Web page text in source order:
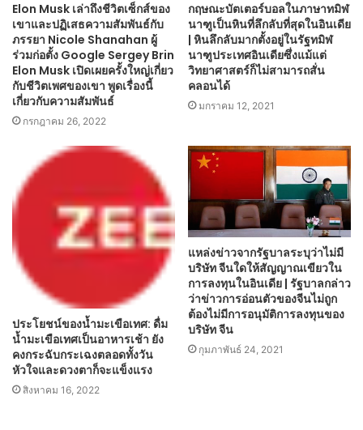
Elon Musk เล่าถึงชีวิตเซ็กส์ของ
เขาและปฏิเสธความสัมพันธ์กับ
ภรรยา Nicole Shanahan ผู้
ร่วมก่อตั้ง Google Sergey Brin
Elon Musk เปิดเผยครั้งใหญ่เกี่ยว
กับชีวิตเพศของเขา พูดเรื่องนี้
เกี่ยวกับความสัมพันธ์
กรกฎาคม 26, 2022
กฤษณะบัตเตอร์บอลในภาษาทมิฬ
นาฑูเป็นหินที่ลึกลับที่สุดในอินเดีย
| หินลึกลับมากตั้งอยู่ในรัฐทมิฬ
นาฑูประเทศอินเดียซึ่งแม้แต่
วิทยาศาสตร์ก็ไม่สามารถสั่น
คลอนได้
มกราคม 12, 2021
ประโยชน์ของน้ำมะเขือเทศ: ดื่ม
น้ำมะเขือเทศเป็นอาหารเช้า ยัง
คงกระฉับกระเฉงตลอดทั้งวัน
หัวใจและดวงตาก็จะแข็งแรง
สิงหาคม 16, 2022
แหล่งข่าวจากรัฐบาลระบุว่าไม่มี
บริษัท จีนใดให้สัญญาณเขียวใน
การลงทุนในอินเดีย | รัฐบาลกล่าว
ว่าข่าวการอ่อนตัวของจีนไม่ถูก
ต้องไม่มีการอนุมัติการลงทุนของ
บริษัท จีน
กุมภาพันธ์ 24, 2021